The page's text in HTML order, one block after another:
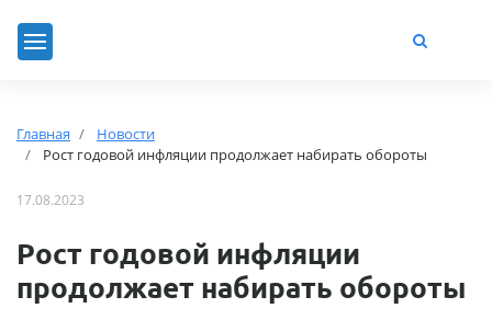
Главная
Новости
Рост годовой инфляции продолжает набирать обороты
17.08.2023
Рост годовой инфляции
продолжает набирать обороты